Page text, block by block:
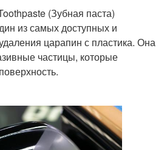
(Зубная паста)
из самых доступных и
царапин с пластика. Она
частицы, которые